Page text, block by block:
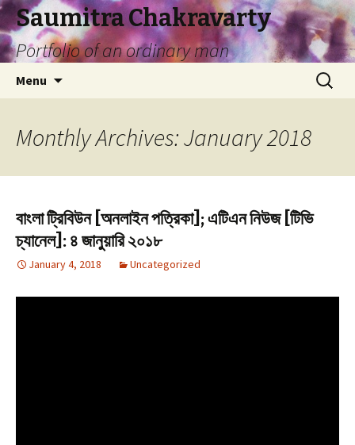
Saumitra Chakravarty
Portfolio of an ordinary man
Menu
Search
for:
Monthly Archives: January 2018
বাংলা ট্রিবিউন [অনলাইন পত্রিকা]; এটিএন নিউজ [টিভি
চ্যানেল]: ৪ জানুয়ারি ২০১৮
January 4, 2018 Uncategorized